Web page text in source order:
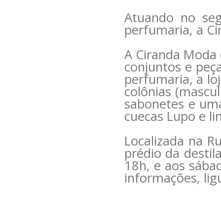
Atuando no
perfumaria, a
A Ciranda
conjuntos e
perfumaria, a
colônias
sabonetes e
cuecas Lupo e
Localizada na
prédio da
18h, e aos
informações,